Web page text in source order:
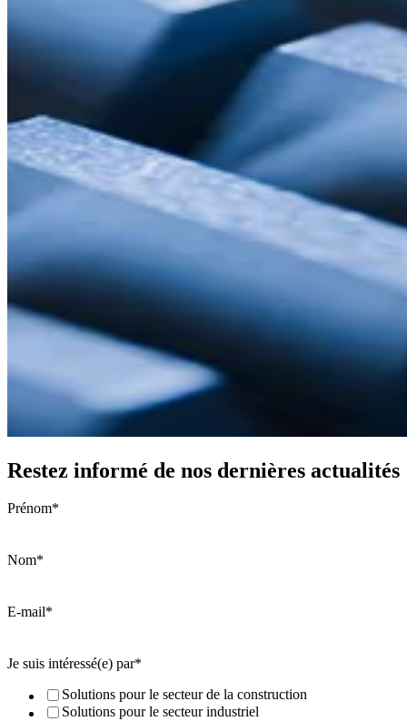
Restez informé de nos dernières actualités
Prénom*
Nom*
E-mail*
Je suis intéressé(e) par*
Solutions pour le secteur de la construction
Solutions pour le secteur industriel